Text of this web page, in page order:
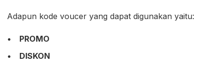
Adapun kode voucer yang dapat digunakan yaitu:
PROMO
DISKON